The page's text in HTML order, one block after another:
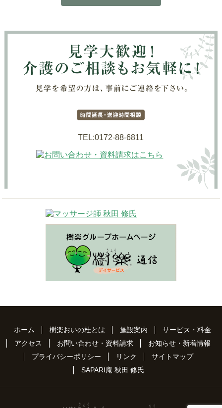
TEL:0172-88-6811
ホーム 樹楽おいの杜とは 施設案内
サービス・料金
アクセス
お問い合わせ・資料請求
お知らせ・新着情報
プライバシーポリシー
リンク
サイトマップ
SAPARI庵 秋田 修氏